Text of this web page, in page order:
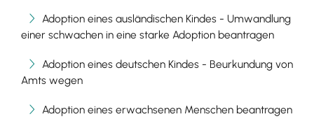
Adoption eines ausländischen Kindes - Umwandlung
einer schwachen in eine starke Adoption beantragen
Adoption eines deutschen Kindes - Beurkundung von
Amts wegen
Adoption eines erwachsenen Menschen beantragen